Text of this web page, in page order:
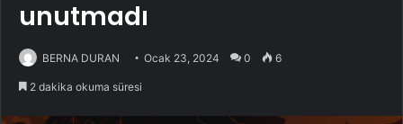
unutmadı
BERNA DURAN Ocak 23, 2024 0 6
2 dakika okuma süresi